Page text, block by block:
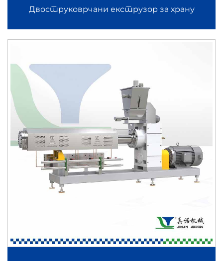
Двоструковрчани екструзор за храну